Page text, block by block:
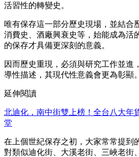
活習性的轉變史。
唯有保存這一部分歷史現場，並結合
消費史、酒廠興衰史等，始能成為活
的保存才具備更深刻的意義。
因而歷史重現，必須與研究工作並進
導性描述，其現代性意義會更為彰顯。
延伸閱讀
北迪化，南中街雙上榜！全台八大年
堂
在上個世紀保存之初，大家常常提到
對類似迪化街、大溪老街、三峽老街